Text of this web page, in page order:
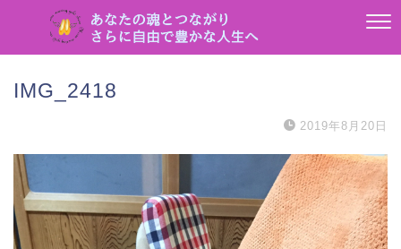
IMG_2418
2019年8月20日